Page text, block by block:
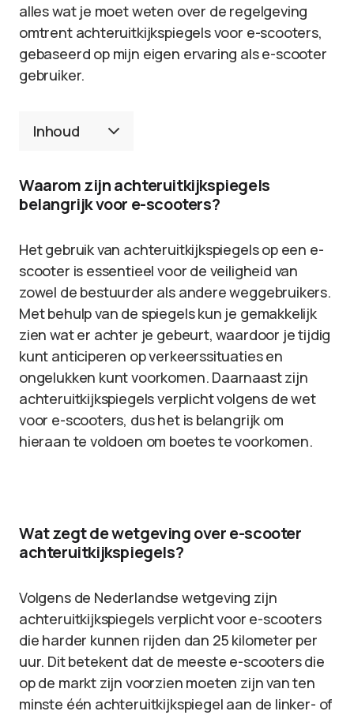
alles wat je moet weten over de regelgeving
omtrent achteruitkijkspiegels voor e-scooters,
gebaseerd op mijn eigen ervaring als e-scooter
gebruiker.
Inhoud
Waarom zijn achteruitkijkspiegels
belangrijk voor e-scooters?
Het gebruik van achteruitkijkspiegels op een e-
scooter is essentieel voor de veiligheid van
zowel de bestuurder als andere weggebruikers.
Met behulp van de spiegels kun je gemakkelijk
zien wat er achter je gebeurt, waardoor je tijdig
kunt anticiperen op verkeerssituaties en
ongelukken kunt voorkomen. Daarnaast zijn
achteruitkijkspiegels verplicht volgens de wet
voor e-scooters, dus het is belangrijk om
hieraan te voldoen om boetes te voorkomen.
Wat zegt de wetgeving over e-scooter
achteruitkijkspiegels?
Volgens de Nederlandse wetgeving zijn
achteruitkijkspiegels verplicht voor e-scooters
die harder kunnen rijden dan 25 kilometer per
uur. Dit betekent dat de meeste e-scooters die
op de markt zijn voorzien moeten zijn van ten
minste één achteruitkijkspiegel aan de linker- of